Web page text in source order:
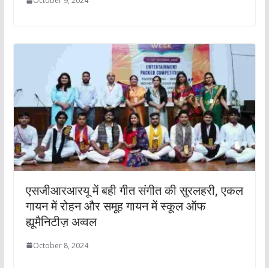
एसजीआरआरयू में बही गीत संगीत की सुरलहरी, एकल
गायन में रोहन और समूह गायन में स्कूल ऑफ
ह्यूमैनिटीज़ अव्वल
October 8, 2024